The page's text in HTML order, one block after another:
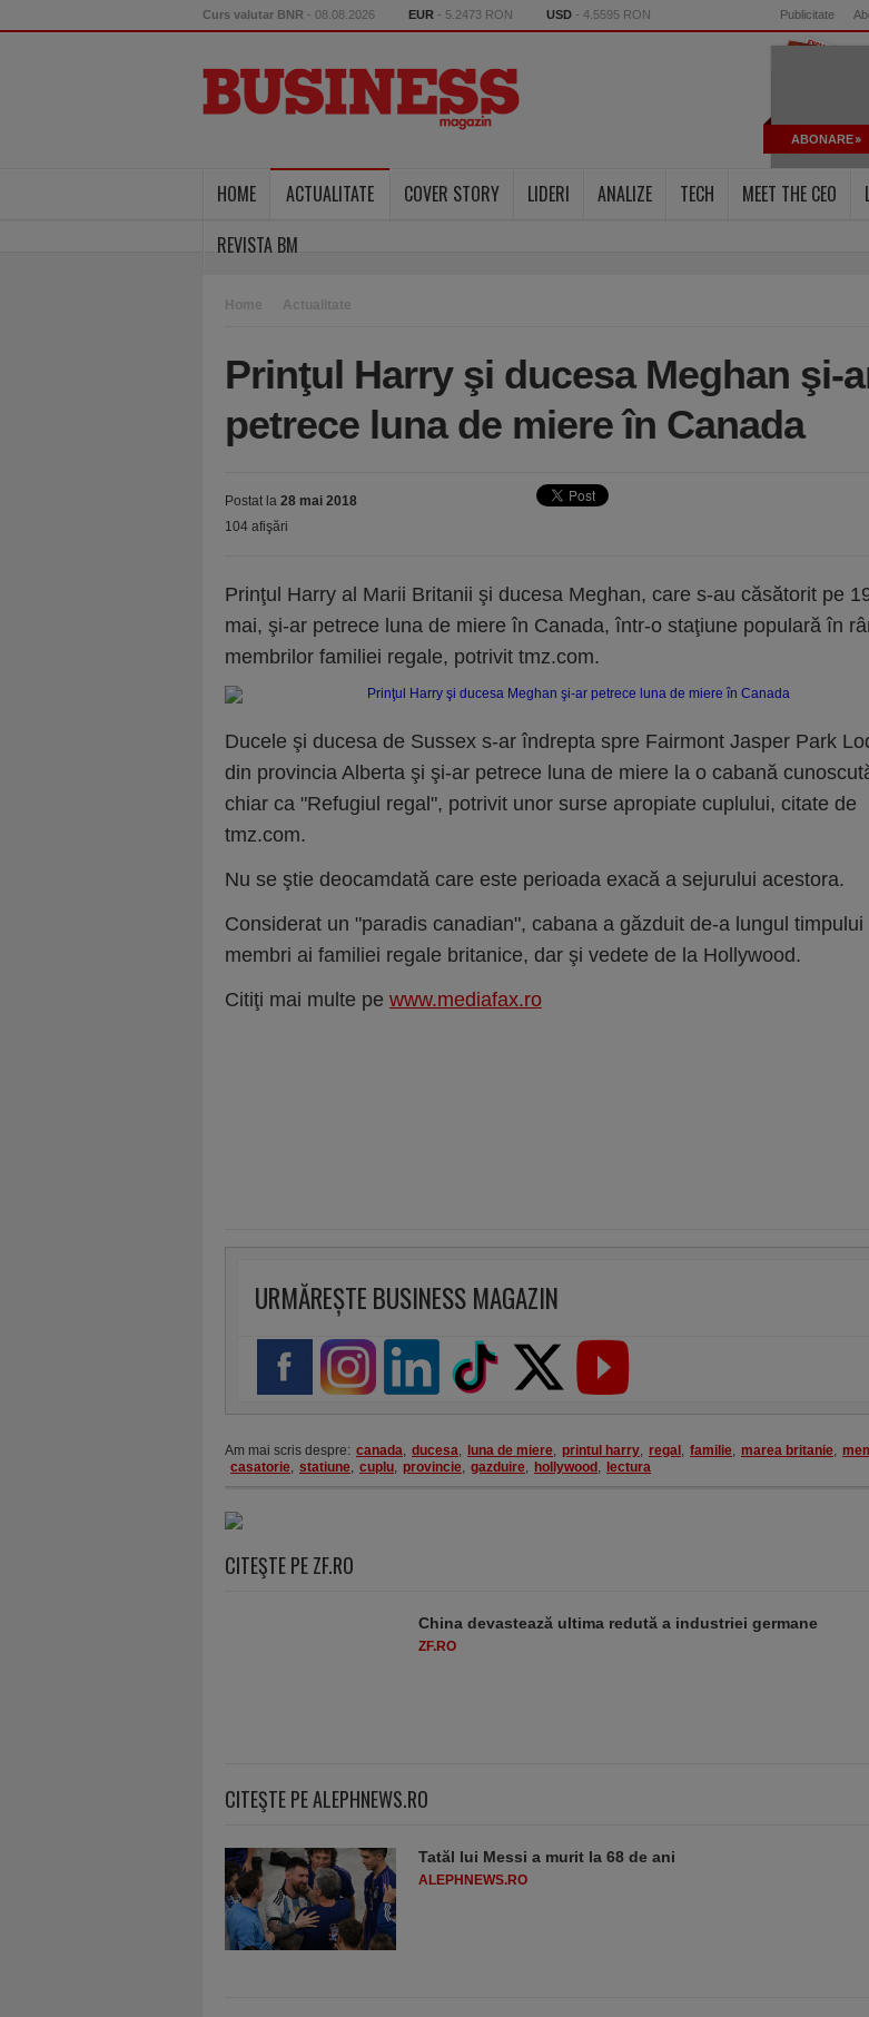
Curs valutar BNR - 08.08.2026 EUR - 5.2473 RON USD - 4.5595 RON Publicitate
ABONARE
HOME ACTUALITATE COVER STORY LIDERI ANALIZE TECH MEET THE CEO
REVISTA BM
Home Actualitate
Prinţul Harry şi ducesa Meghan şi-
petrece luna de miere în Canada
Postat la 28 mai 2018
104 afişări
Prinţul Harry al Marii Britanii şi ducesa Meghan, care s-au căsătorit pe
mai, şi-ar petrece luna de miere în Canada, într-o staţiune populară în
membrilor familiei regale, potrivit tmz.com.
Ducele şi ducesa de Sussex s-ar îndrepta spre Fairmont Jasper Park
din provincia Alberta şi şi-ar petrece luna de miere la o cabană
chiar ca "Refugiul regal", potrivit unor surse apropiate cuplului, citate de
tmz.com.
Nu se ştie deocamdată care este perioada exacă a sejurului acestora.
Considerat un "paradis canadian", cabana a găzduit de-a lungul timpului
membri ai familiei regale britanice, dar şi vedete de la Hollywood.
Citiţi mai multe pe www.mediafax.ro
URMĂREȘTE BUSINESS MAGAZIN
Am mai scris despre: canada, ducesa, luna de miere, printul harry, regal , familie, marea britanie,
casatorie, statiune, cuplu, provincie, gazduire, hollywood , lectura
CITEŞTE PE ZF.RO
China devastează ultima redută a industriei germane
ZF.RO
CITEŞTE PE ALEPHNEWS.RO
Tatăl lui Messi a murit la 68 de ani
ALEPHNEWS.RO